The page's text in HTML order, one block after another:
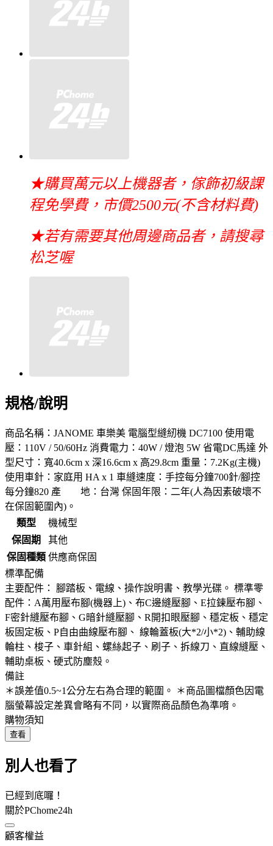
★購買萬元以上機器者，傢飾初級課
程免學費，市價2500元(不含材料費)
★若有需要其他周邊商品者，請搜尋
松芝喔
規格/說明
商品名稱：JANOME 車樂美 電腦型縫紉機 DC7100 使用電
壓：110V / 50/60Hz 消費電力：40W / 燈泡 5W 省電DC馬達 外
型尺寸：寬40.6cm x 深16.6cm x 高29.8cm 重量：7.2Kg(主機)
使用車針：家庭用 HA x 1 車縫速度：手控每分鐘700針/腳控
每分鐘820 產 地：台灣 保固年限：二年(人為因素破壞不
在保固範圍內)。
類型
機械型
保固期
其他
保固種類 供應商保固
標準配備
主要配件： 腳踏板、電線、操作說明書、教學光碟。 標準零
配件：A萬用壓布腳(機器上)、布C邊縫壓腳、E拉鍊壓布腳、
F密針縫壓布腳、G暗針縫壓腳、R開扣眼壓腳、穩定板、穩定
板固定板、P自由曲線壓布腳、 線輪蓋板(大*2/小*2)、輔助線
輪柱、梭子、車針組、螺絲起子、刷子、拆線刀、直線縫壓、
輔助桌板、硬式防塵殼。
備註
＊誤差值0.5~1公分左右為合理的範圍。 ＊商品圖檔顏色因電
腦螢幕設定差異會略有不同，以實際商品顏色為準唷。
購物須知
查看
別人也看了
已經到底囉！
關於PChome24h
顧客權益